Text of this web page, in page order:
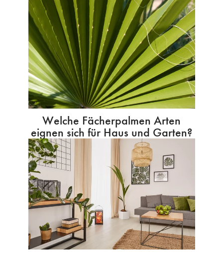
Welche Fächerpalmen Arten
eignen sich für Haus und Garten?